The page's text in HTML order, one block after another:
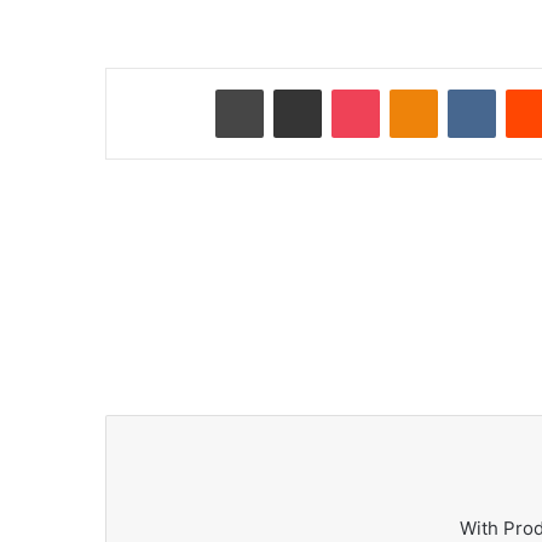
VKontakte ای میل کے ذریعے شیئر کریں
With